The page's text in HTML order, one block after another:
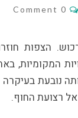
Comments
0 Comment
הצפות
המקומיות,
נובעת
רצועת החוף.